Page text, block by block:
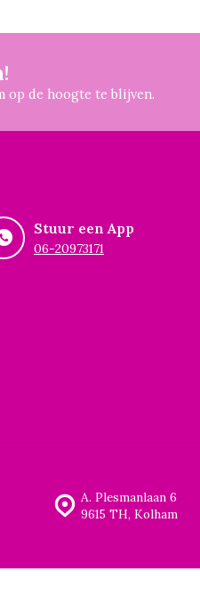
op de hoogte te blijven.
Stuur een App
06-20973171
A. Plesmanlaan 6
9615 TH, Kolham